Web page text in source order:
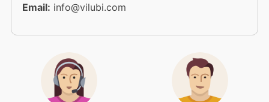
Email: info@vilubi.com